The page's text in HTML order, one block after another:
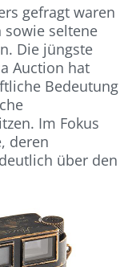
gefragt waren
sowie seltene
Die jüngste
Auction hat
Bedeutung
Im Fokus
deren
über den